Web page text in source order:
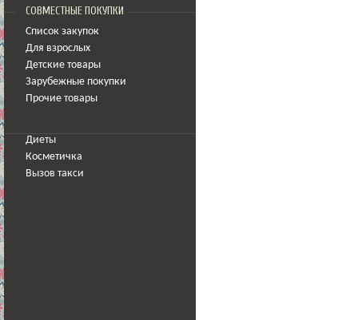
СОВМЕСТНЫЕ ПОКУПКИ
Список закупок
Для взрослых
Детские товары
Зарубежные покупки
Прочие товары
Диеты
Косметичка
Вызов такси